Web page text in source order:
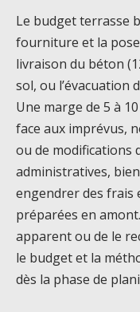
Le budget terrasse
fourniture et la
livraison du béton
sol, ou l’évacuation
Une marge de 5 à
face aux imprévus,
ou de modifications
administratives,
engendrer des frais
préparées en
apparent ou de le
le budget et la
dès la phase de